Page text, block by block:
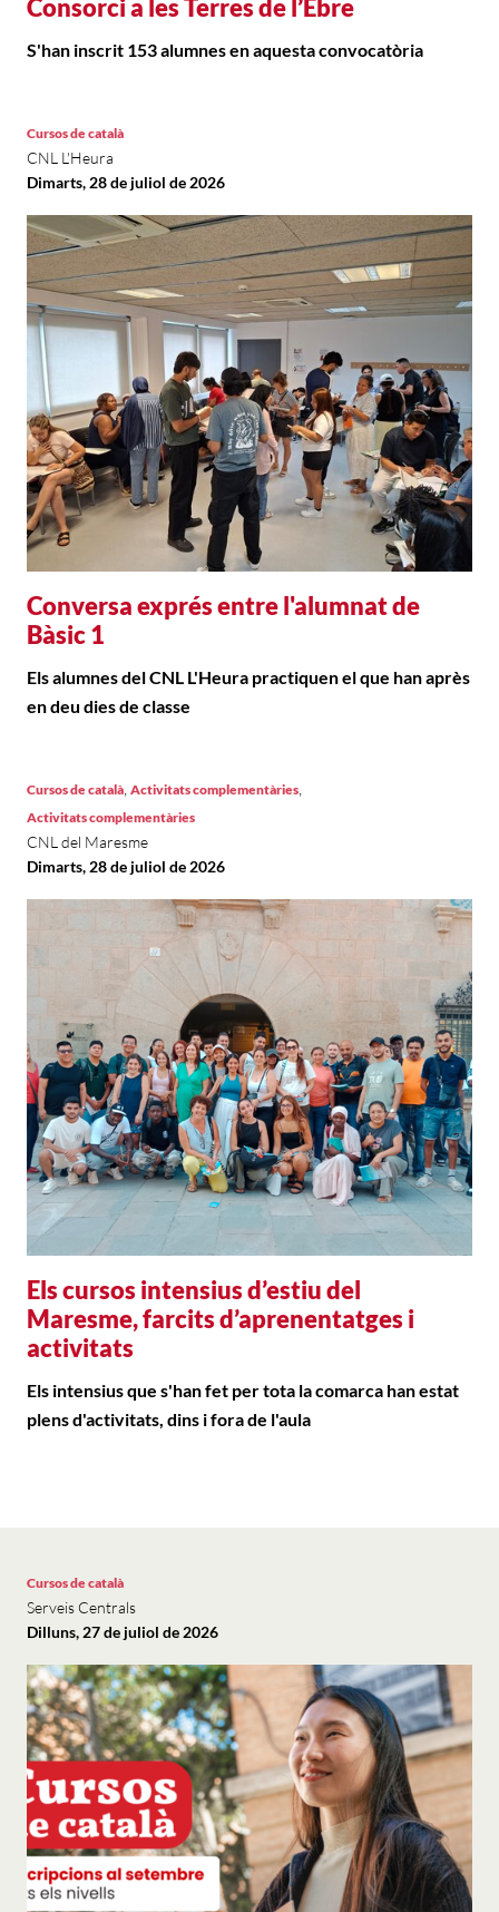
Consorci a les Terres de l’Ebre
S'han inscrit 153 alumnes en aquesta convocatòria
Conversa exprés entre l'alumnat de
Bàsic 1
Cursos de català
CNL L'Heura
Dimarts, 28 de juliol de 2026
Els alumnes del CNL L'Heura practiquen el que han après
en deu dies de classe
Els cursos intensius d’estiu del
Maresme, farcits d’aprenentatges i
activitats
Cursos de català, Activitats complementàries,
Activitats complementàries
CNL del Maresme
Dimarts, 28 de juliol de 2026
Els intensius que s'han fet per tota la comarca han estat
plens d'activitats, dins i fora de l'aula
Cursos de català
Serveis Centrals
Dilluns, 27 de juliol de 2026